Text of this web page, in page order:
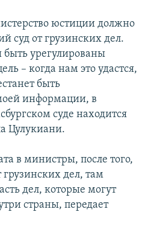
юстиции должно
суд от грузинских дел.
урегулированы
– когда нам это удастся,
быть
информации, в
суде находится
Цулукиани.
в министры, после того,
грузинских дел, там
дел, которые могут
страны, передает